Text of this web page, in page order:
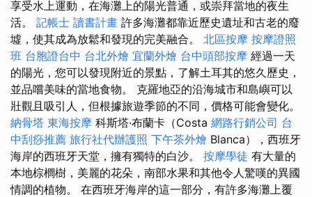
享受水上運動，在海灘上的陽光普通，或崇拜當地的夜生
活。 記帳士 讀書計畫 許多海灘都靠近歷史遺址和古老的廢
墟，使其成為放鬆和發現的完美融合。 北區按摩 按摩證照
班 台胞證台中 台北外燴 宜蘭外燴 台中頭部按摩 經過一天
的陽光，您可以發現附近的景點，了解土耳其的悠久歷史，
並品嚐美味的當地食物。 克羅地亞的沿海城市和島嶼可以
壯觀且吸引人，但根據旅遊季節的不同，價格可能會變化。
納骨塔 東海按摩 科斯塔·布蘭卡（Costa 網路行銷公司 台
中刮痧推薦 旅行社代辦護照 下午茶外燴 Blanca），西班牙
海岸的西班牙天堂，擁有獨特的白沙。 按摩學徒 有大量的
本地棕櫚樹，美麗的花朵，南部水果和其他令人驚嘆的異國
情調的植物。 在西班牙海岸的這一部分，有許多海灘上覆